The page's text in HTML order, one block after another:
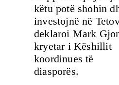
këtu potë shohin
investojnë në
deklaroi Mark
kryetar i Këshillit
koordinues të
diasporës.